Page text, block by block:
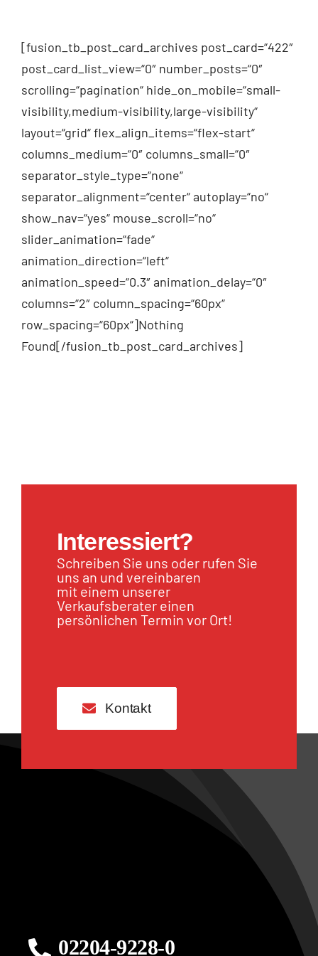
[fusion_tb_post_card_archives post_card=“422″
post_card_list_view=“0″ number_posts=“0″
scrolling=“pagination“ hide_on_mobile=“small-
visibility,medium-visibility,large-visibility“
layout=“grid“ flex_align_items=“flex-start“
columns_medium=“0″ columns_small=“0″
separator_style_type=“none“
separator_alignment=“center“ autoplay=“no“
show_nav=“yes“ mouse_scroll=“no“
slider_animation=“fade“
animation_direction=“left“
animation_speed=“0.3″ animation_delay=“0″
columns=“2″ column_spacing=“60px“
row_spacing=“60px“]Nothing
Found[/fusion_tb_post_card_archives]
Interessiert?
Schreiben Sie uns oder rufen Sie
uns an und vereinbaren
mit einem unserer
Verkaufsberater einen
persönlichen Termin vor Ort!
Kontakt
02204-9228-0